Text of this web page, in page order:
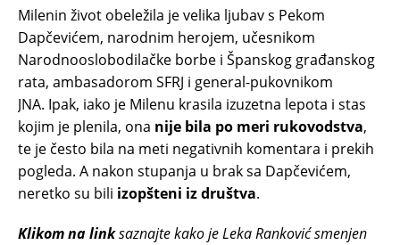
Milenin život obeležila je velika ljubav s Pekom
Dapčevićem, narodnim herojem, učesnikom
Narodnooslobodilačke borbe i Španskog građanskog
rata, ambasadorom SFRJ i general-pukovnikom
JNA. Ipak, iako je Milenu krasila izuzetna lepota i stas
kojim je plenila, ona nije bila po meri rukovodstva,
te je često bila na meti negativnih komentara i prekih
pogleda. A nakon stupanja u brak sa Dapčevićem,
neretko su bili izopšteni iz društva.
Klikom na linksaznajte kako je Leka Ranković smenjen